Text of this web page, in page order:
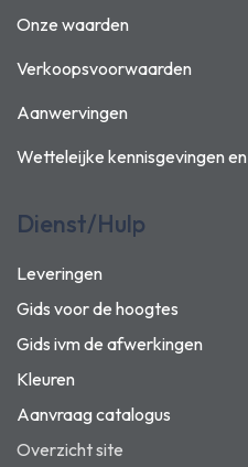
Onze waarden
Verkoopsvoorwaarden
Aanwervingen
Wetteleijke kennisgevingen en
Dienst/Hulp
Leveringen
Gids voor de hoogtes
Gids ivm de afwerkingen
Kleuren
Aanvraag catalogus
Overzicht site